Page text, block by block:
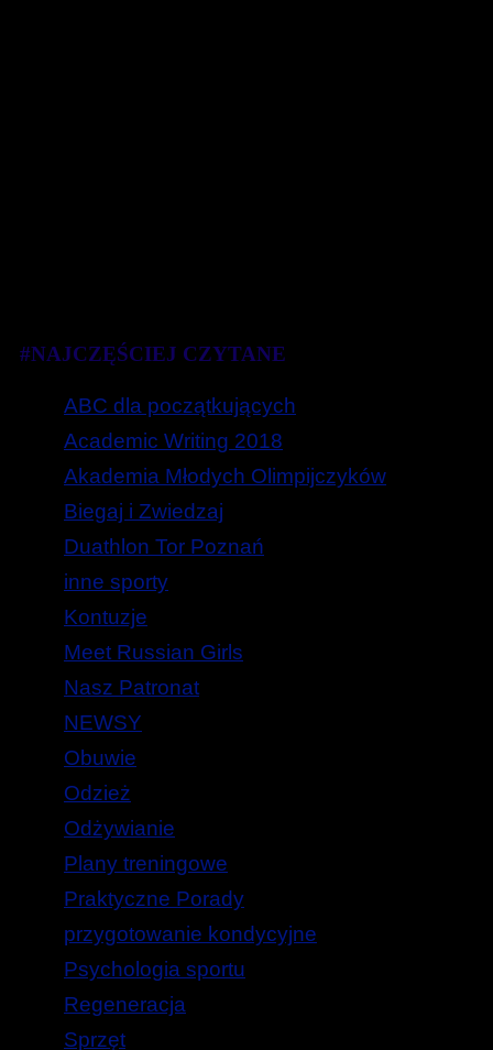
#NAJCZĘŚCIEJ CZYTANE
ABC dla początkujących
Academic Writing 2018
Akademia Młodych Olimpijczyków
Biegaj i Zwiedzaj
Duathlon Tor Poznań
inne sporty
Kontuzje
Meet Russian Girls
Nasz Patronat
NEWSY
Obuwie
Odzież
Odżywianie
Plany treningowe
Praktyczne Porady
przygotowanie kondycyjne
Psychologia sportu
Regeneracja
Sprzęt